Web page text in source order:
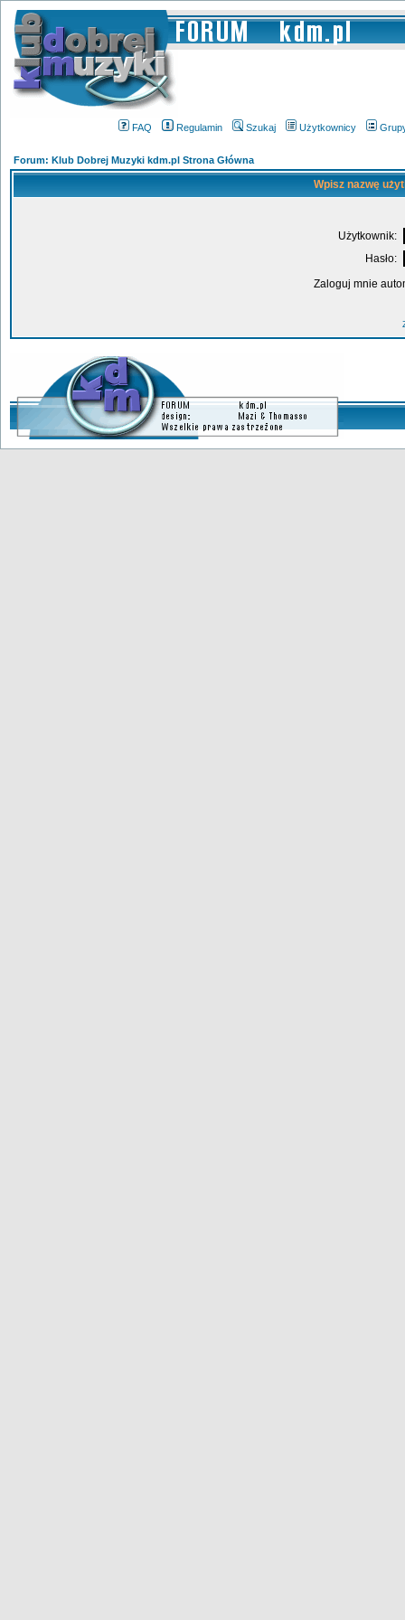
FAQ Regulamin Szukaj Użytkownicy
Forum: Klub Dobrej Muzyki kdm.pl Strona Główna
Wpisz nazwę
Użytkownik:
Hasło:
Zaloguj mnie